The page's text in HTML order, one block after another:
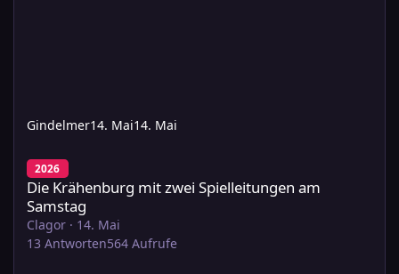
Gindelmer14. Mai14. Mai
Die Krähenburg mit zwei Spielleitungen am Samstag
2026
Die Krähenburg mit zwei Spielleitungen am
Samstag
Clagor · 14. Mai
13 Antworten564 Aufrufe